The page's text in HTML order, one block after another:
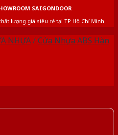
SAIGONDOOR
lượng giá siêu rẻ tại TP Hồ Chí Minh
NHỰA/Cửa Nhựa ABS Hàn